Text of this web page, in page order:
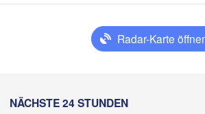
Radar-Karte
NÄCHSTE 24 STUNDENSanta María Petatengo
H